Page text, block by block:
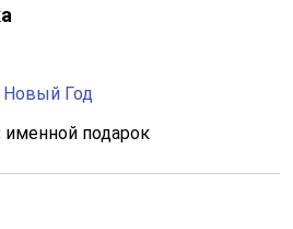
Новый Год
именной подарок